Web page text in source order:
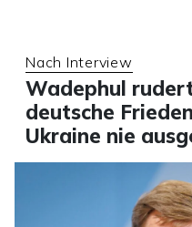
Nach Interview
Wadephul
deutsche
Ukraine nie